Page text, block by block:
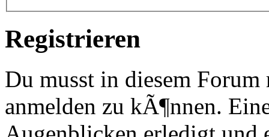
Registrieren
Du musst in diesem
anmelden zu kÃ¶nnen.